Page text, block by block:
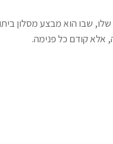
שבו הוא מבצע מסלון
אלא קודם כל פנימה.